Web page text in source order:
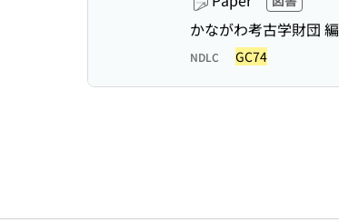
かながわ考古学財団 編
NDLC GC74